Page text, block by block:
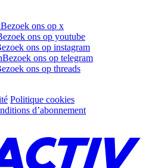
Bezoek ons op x
ons op youtube
ons op instagram
Bezoek ons op telegram
ons op threads
Politique cookies
d’abonnement